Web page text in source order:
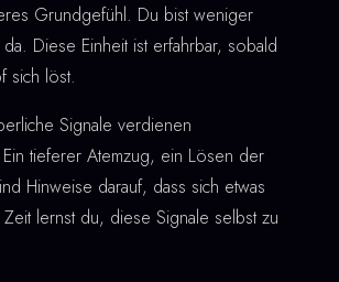
Grundgefühl. Du bist weniger
Diese Einheit ist erfahrbar, sobald
sich löst.
Signale verdienen
Ein tieferer Atemzug, ein Lösen der
Hinweise darauf, dass sich etwas
lernst du, diese Signale selbst zu